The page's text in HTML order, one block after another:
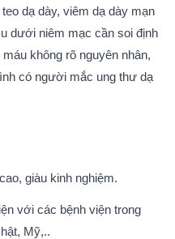
dạ dày, viêm dạ dày mạn
dưới niêm mạc cần soi định
không rõ nguyên nhân,
có người mắc ung thư dạ
giàu kinh nghiệm.
với các bệnh viện trong
Mỹ,..